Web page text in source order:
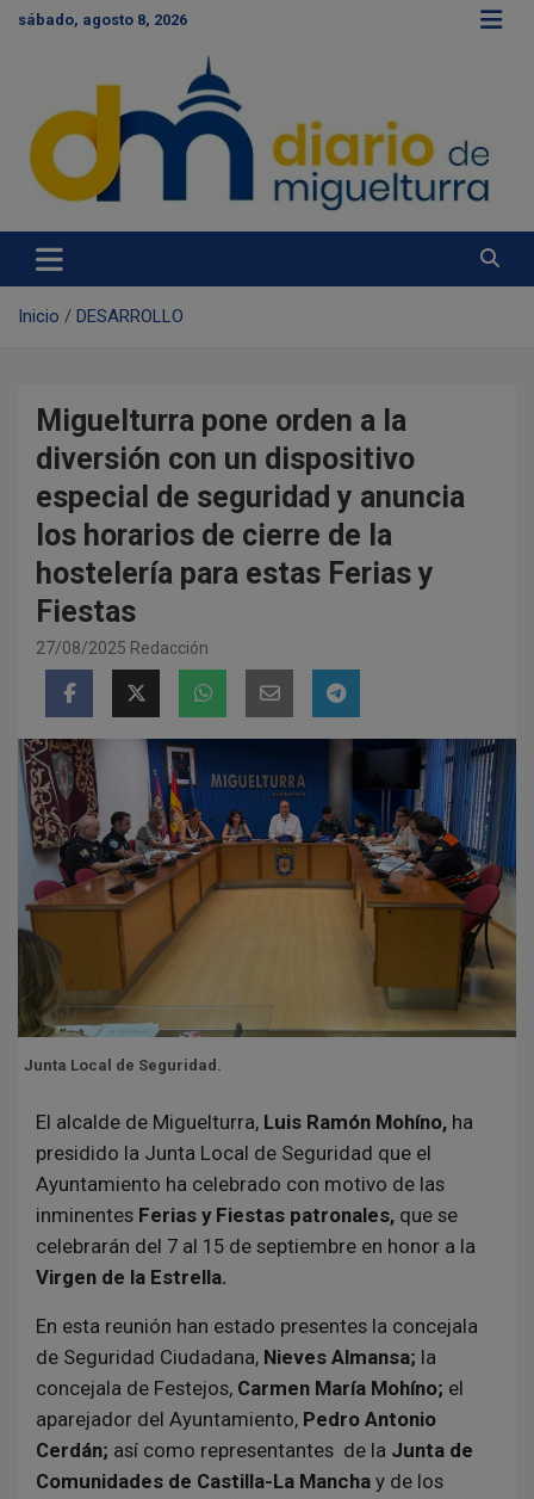
o
t
sábado, agosto 8, 2026
Diario de Miguelturra
Inicio DESARROLLO
Miguelturra pone orden a la
diversión con un dispositivo
especial de seguridad y anuncia
los horarios de cierre de la
hostelería para estas Ferias y
Fiestas
27/08/2025 Redacción
Junta Local de Seguridad.
El alcalde de Miguelturra, Luis Ramón Mohíno, ha
presidido la Junta Local de Seguridad que el
Ayuntamiento ha celebrado con motivo de las
inminentes Ferias y Fiestas patronales, que se
celebrarán del 7 al 15 de septiembre en honor a la
Virgen de la Estrella.
En esta reunión han estado presentes la concejala
de Seguridad Ciudadana, Nieves Almansa; la
concejala de Festejos, Carmen María Mohíno; el
aparejador del Ayuntamiento, Pedro Antonio
Cerdán; así como representantes de la Junta de
Comunidades de Castilla-La Mancha y de los